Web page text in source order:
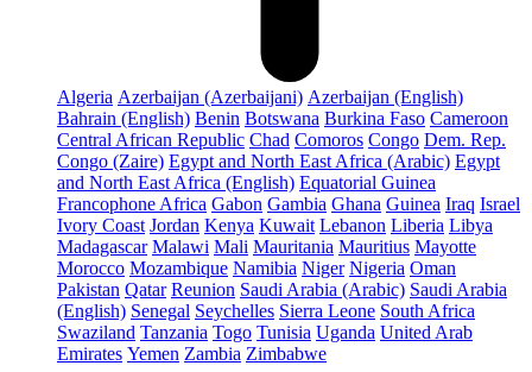
Algeria Azerbaijan (Azerbaijani) Azerbaijan (English)
Bahrain (English) Benin Botswana Burkina Faso Cameroon
Central African Republic Chad Comoros Congo Dem. Rep.
Congo (Zaire) Egypt and North East Africa (Arabic) Egypt
and North East Africa (English) Equatorial Guinea
Francophone Africa Gabon Gambia Ghana Guinea Iraq Israel
Ivory Coast Jordan Kenya Kuwait Lebanon Liberia Libya
Madagascar Malawi Mali Mauritania Mauritius Mayotte
Morocco Mozambique Namibia Niger Nigeria Oman
Pakistan Qatar Reunion Saudi Arabia (Arabic) Saudi Arabia
(English) Senegal Seychelles Sierra Leone South Africa
Swaziland Tanzania Togo Tunisia Uganda United Arab
Emirates Yemen Zambia Zimbabwe